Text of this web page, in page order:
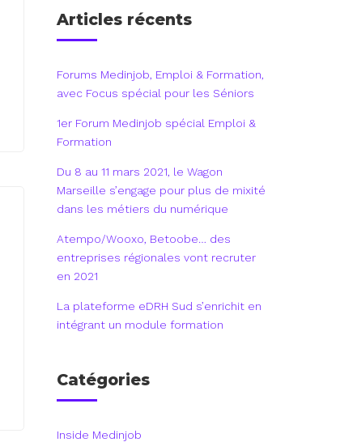
Articles récents
Forums Medinjob, Emploi & Formation,
avec Focus spécial pour les Séniors
1er Forum Medinjob spécial Emploi &
Formation
Du 8 au 11 mars 2021, le Wagon
Marseille s’engage pour plus de mixité
dans les métiers du numérique
Atempo/Wooxo, Betoobe… des
entreprises régionales vont recruter
en 2021
La plateforme eDRH Sud s’enrichit en
intégrant un module formation
Catégories
Inside Medinjob